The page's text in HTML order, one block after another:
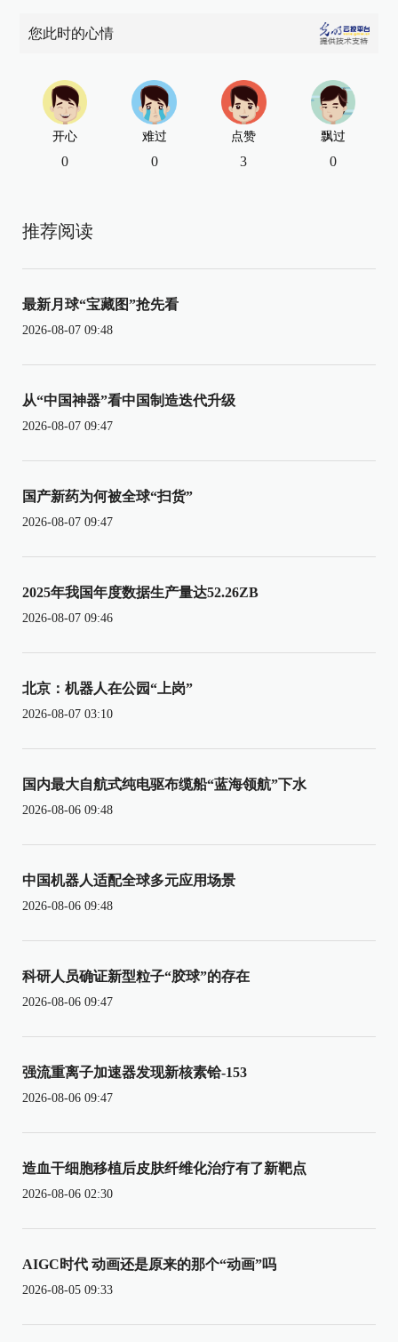
您此时的心情
开心
0
难过
0
点赞
3
飘过
0
推荐阅读
最新月球“宝藏图”抢先看
2026-08-07 09:48
从“中国神器”看中国制造迭代升级
2026-08-07 09:47
国产新药为何被全球“扫货”
2026-08-07 09:47
2025年我国年度数据生产量达52.26ZB
2026-08-07 09:46
北京：机器人在公园“上岗”
2026-08-07 03:10
国内最大自航式纯电驱布缆船“蓝海领航”下水
2026-08-06 09:48
中国机器人适配全球多元应用场景
2026-08-06 09:48
科研人员确证新型粒子“胶球”的存在
2026-08-06 09:47
强流重离子加速器发现新核素铪-153
2026-08-06 09:47
造血干细胞移植后皮肤纤维化治疗有了新靶点
2026-08-06 02:30
AIGC时代 动画还是原来的那个“动画”吗
2026-08-05 09:33